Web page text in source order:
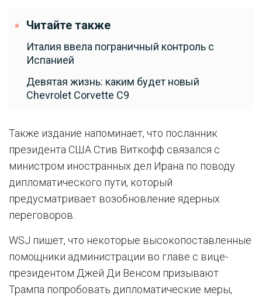
Читайте также
Италия ввела пограничный контроль с
Испанией
Девятая жизнь: каким будет новый
Chevrolet Corvette C9
Также издание напоминает, что посланник
президента США Стив Виткофф связался с
министром иностранных дел Ирана по поводу
дипломатического пути, который
предусматривает возобновление ядерных
переговоров.
WSJ пишет, что некоторые высокопоставленные
помощники администрации во главе с вице-
президентом Джей Ди Венсом призывают
Трампа попробовать дипломатические меры,